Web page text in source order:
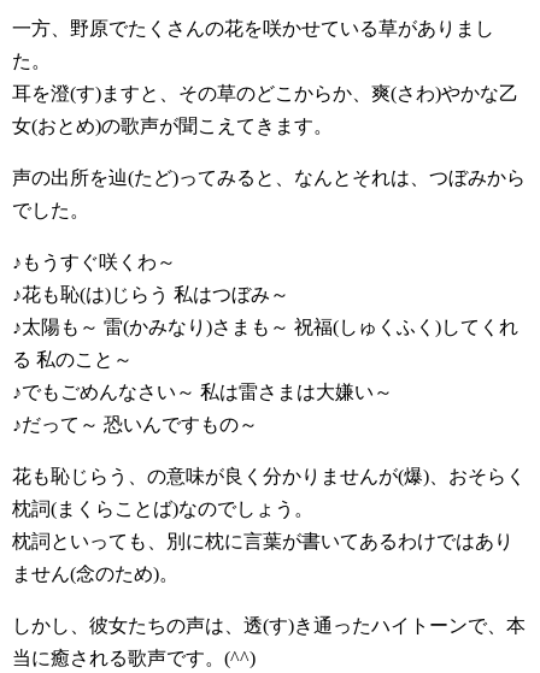
一方、野原でたくさんの花を咲かせている草がありまし
た。
耳を澄(す)ますと、その草のどこからか、爽(さわ)やかな乙
女(おとめ)の歌声が聞こえてきます。
声の出所を辿(たど)ってみると、なんとそれは、つぼみから
でした。
♪もうすぐ咲くわ～
♪花も恥(は)じらう 私はつぼみ～
♪太陽も～ 雷(かみなり)さまも～ 祝福(しゅくふく)してくれ
る 私のこと～
♪でもごめんなさい～ 私は雷さまは大嫌い～
♪だって～ 恐いんですもの～
花も恥じらう、の意味が良く分かりませんが(爆)、おそらく
枕詞(まくらことば)なのでしょう。
枕詞といっても、別に枕に言葉が書いてあるわけではあり
ません(念のため)。
しかし、彼女たちの声は、透(す)き通ったハイトーンで、本
当に癒される歌声です。(^^)